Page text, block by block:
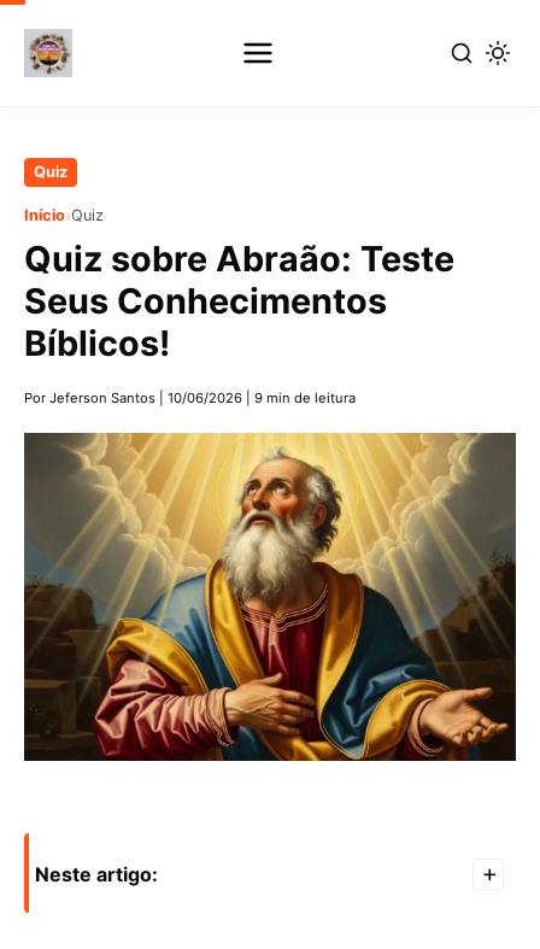
Pular
conteúdo
principal
Quiz
Início›Quiz
Quiz sobre Abraão: Teste
Seus Conhecimentos
Bíblicos!
Por Jeferson Santos 10/06/2026 9 min de leitura
Neste artigo: +